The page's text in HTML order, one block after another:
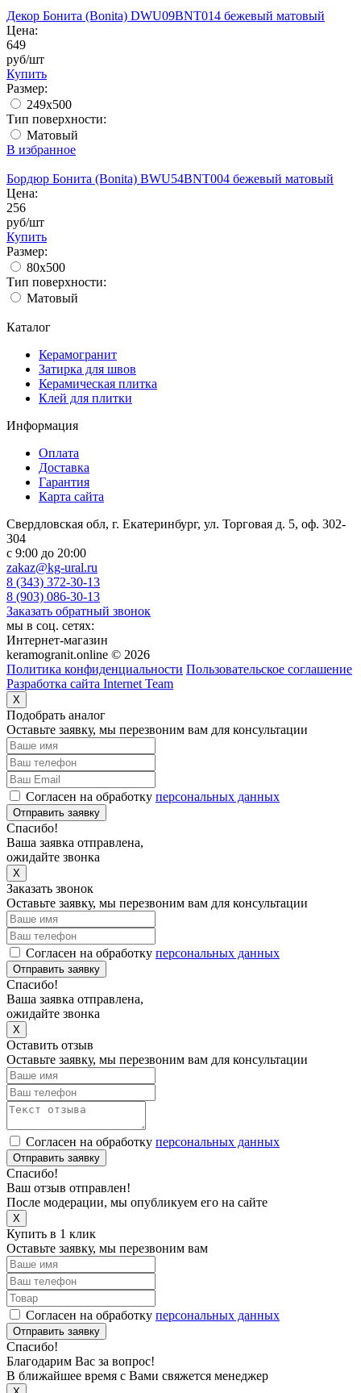
Декор Бонита (Bonita) DWU09BNT014 бежевый матовый
Цена:
649
руб/шт
Купить
Размер:
249x500
Тип поверхности:
Матовый
В избранное
Бордюр Бонита (Bonita) BWU54BNT004 бежевый матовый
Цена:
256
руб/шт
Купить
Размер:
80х500
Тип поверхности:
Матовый
Каталог
Керамогранит
Затирка для швов
Керамическая плитка
Клей для плитки
Информация
Оплата
Доставка
Гарантия
Карта сайта
Свердловская обл, г. Екатеринбург, ул. Торговая д. 5, оф. 302-
304
c 9:00 до 20:00
zakaz@kg-ural.ru
8 (343) 372-30-13
8 (903) 086-30-13
Заказать обратный звонок
мы в соц. сетях:
Интернет-магазин
keramogranit.online © 2026
Политика конфиденциальности Пользовательское соглашение
Разработка сайта Internet Team
X
Подобрать аналог
Оставьте заявку, мы перезвоним вам для консультации
Согласен на обработку персональных данных
Отправить заявку
Спасибо!
Ваша заявка отправлена,
ожидайте звонка
X
Заказать звонок
Оставьте заявку, мы перезвоним вам для консультации
Согласен на обработку персональных данных
Отправить заявку
Спасибо!
Ваша заявка отправлена,
ожидайте звонка
X
Оставить отзыв
Оставьте заявку, мы перезвоним вам для консультации
Согласен на обработку персональных данных
Отправить заявку
Спасибо!
Ваш отзыв отправлен!
После модерации, мы опубликуем его на сайте
X
Купить в 1 клик
Оставьте заявку, мы перезвоним вам
Согласен на обработку персональных данных
Отправить заявку
Спасибо!
Благодарим Вас за вопрос!
В ближайшее время с Вами свяжется менеджер